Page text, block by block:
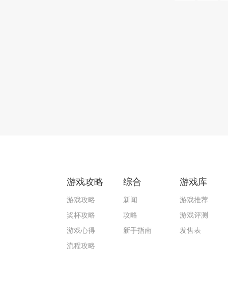
游戏攻略
游戏攻略
奖杯攻略
游戏心得
流程攻略
综合
新闻
攻略
新手指南
游戏库
游戏推荐
游戏评测
发售表